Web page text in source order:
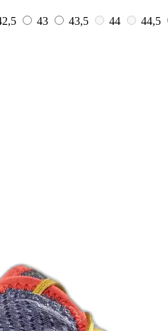
43 43,5 44 44,5